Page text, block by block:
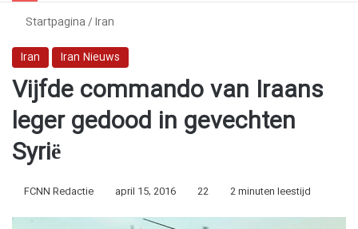
Startpagina/Iran
Iran
Iran Nieuws
Vijfde commando van Iraans
leger gedood in gevechten
Syrië
FCNN Redactie april 15, 2016 22 2 minuten leestijd